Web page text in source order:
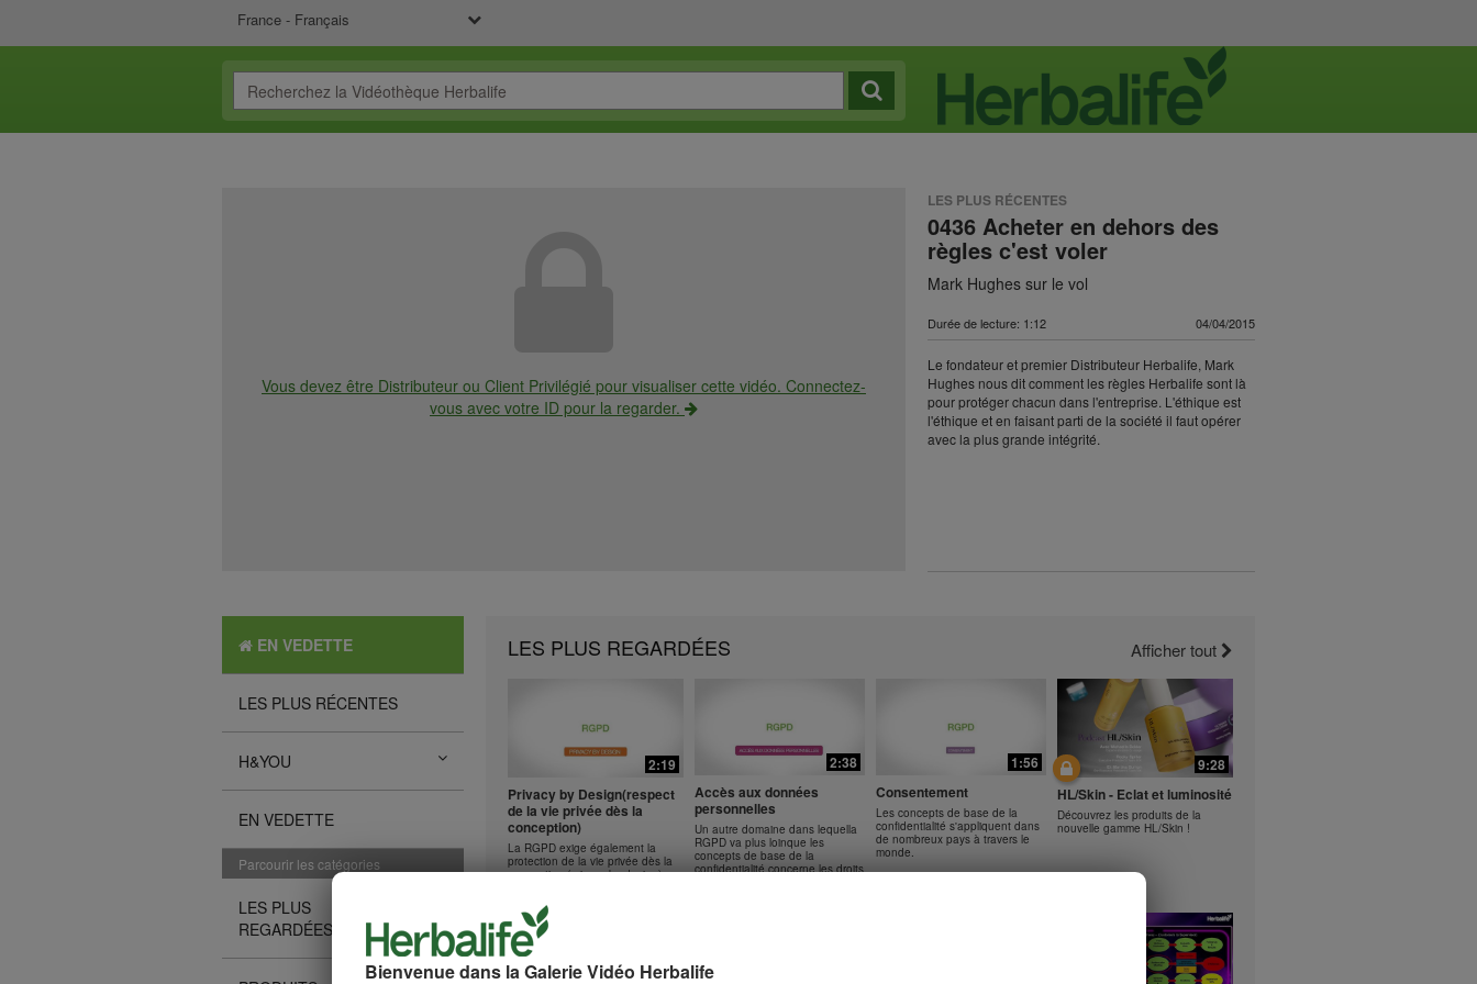
France - Français
Bienvenue dans la Galerie Vidéo Herbalife
Vous devez être Distributeur ou Client Privilégié pour visualiser cette vidéo. Connectez-
vous avec votre ID pour la regarder.
LES PLUS RÉCENTES
0436 Acheter en dehors des
règles c'est voler
Mark Hughes sur le vol
Durée de lecture: 1:12 04/04/2015
Le fondateur et premier Distributeur Herbalife, Mark
Hughes nous dit comment les règles Herbalife sont là
pour protéger chacun dans l'entreprise. L'éthique est
l'éthique et en faisant parti de la société il faut opérer
avec la plus grande intégrité.
EN VEDETTE
LES PLUS RÉCENTES
H&YOU
EN VEDETTE
Parcourir les catégories
LES PLUS
REGARDÉES
LES PLUS REGARDÉES Afficher tout
2:19
Privacy by Design(respect
de la vie privée dès la
conception)
La RGPD exige également la
protection de la vie privée dès la
conception (privacy by design).
2:38
Accès aux données
personnelles
Un autre domaine dans lequella
RGPD va plus loinque les
concepts de base de la
confidentialité,concerne les droits
1:56
Consentement
Les concepts de base de la
confidentialité s'appliquent dans
de nombreux pays à travers le
monde.
9:28
HL/Skin - Eclat et luminosité
Découvrez les produits de la
nouvelle gamme HL/Skin !